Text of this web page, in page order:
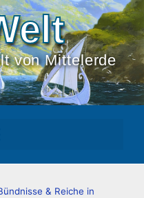
von Mittelerde
& Reiche in